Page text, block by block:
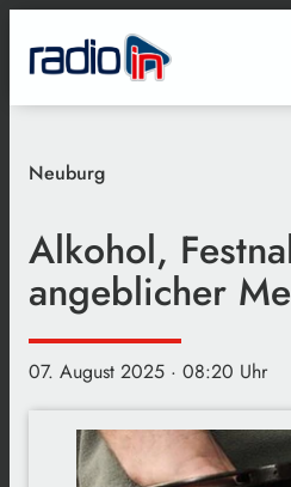
Neuburg
Alkohol,
angeblicher
07. August 2025 · 08:20 Uhr